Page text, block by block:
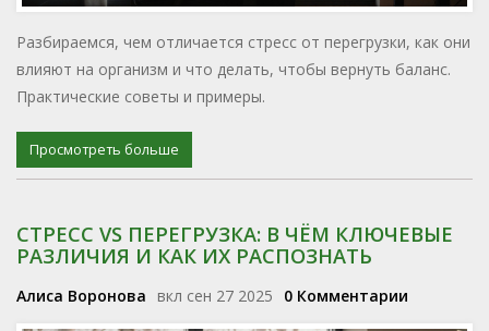
Разбираемся, чем отличается стресс от перегрузки, как они
влияют на организм и что делать, чтобы вернуть баланс.
Практические советы и примеры.
Просмотреть больше
СТРЕСС VS ПЕРЕГРУЗКА: В ЧЁМ КЛЮЧЕВЫЕ
РАЗЛИЧИЯ И КАК ИХ РАСПОЗНАТЬ
Алиса Воронова вкл сен 27 2025 0 Комментарии